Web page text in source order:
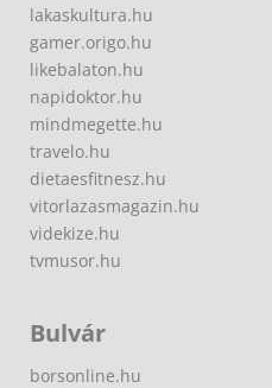
lakaskultura.hu
gamer.origo.hu
likebalaton.hu
napidoktor.hu
mindmegette.hu
travelo.hu
dietaesfitnesz.hu
vitorlazasmagazin.hu
videkize.hu
tvmusor.hu
Bulvár
borsonline.hu